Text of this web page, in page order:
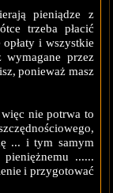
pieniądze z
trzeba płacić
i wszystkie
wymagane przez
ponieważ masz
nie potrwa to
... i tym samym
......
i przygotować